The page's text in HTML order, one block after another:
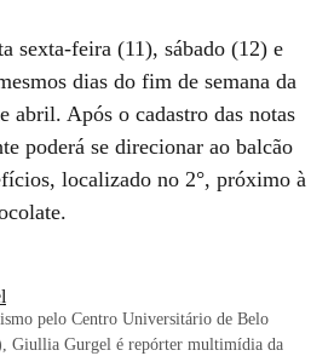
sexta-feira (11), sábado (12) e
dias do fim de semana da
abril. Após o cadastro das notas
poderá se direcionar ao balcão
localizado no 2°, próximo à
pelo Centro Universitário de Belo
Giullia Gurgel é repórter multimídia da